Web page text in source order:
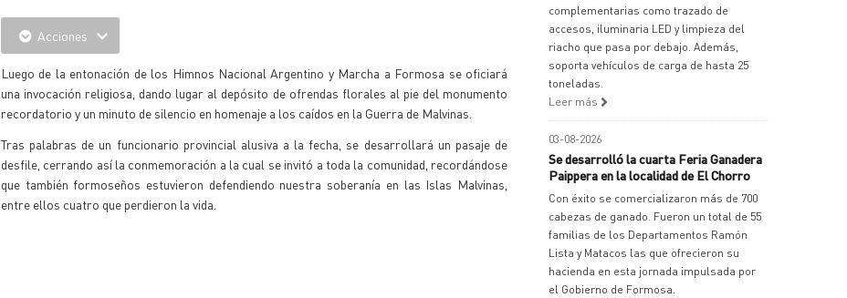
Acciones
Luego de la entonación de los Himnos Nacional Argentino y Marcha a Formosa se oficiará
una invocación religiosa, dando lugar al depósito de ofrendas florales al pie del monumento
recordatorio y un minuto de silencio en homenaje a los caídos en la Guerra de Malvinas.
Tras palabras de un funcionario provincial alusiva a la fecha, se desarrollará un pasaje de
desfile, cerrando así la conmemoración a la cual se invitó a toda la comunidad, recordándose
que también formoseños estuvieron defendiendo nuestra soberanía en las Islas Malvinas,
entre ellos cuatro que perdieron la vida.
complementarias como trazado de
accesos, iluminaria LED y limpieza del
riacho que pasa por debajo. Además,
soporta vehículos de carga de hasta 25
toneladas.
Leer más
03-08-2026
Se desarrolló la cuarta Feria Ganadera
Paippera en la localidad de El Chorro
Con éxito se comercializaron más de 700
cabezas de ganado. Fueron un total de 55
familias de los Departamentos Ramón
Lista y Matacos las que ofrecieron su
hacienda en esta jornada impulsada por
el Gobierno de Formosa.